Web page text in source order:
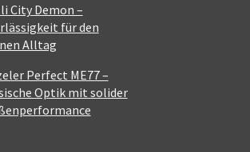
City Demon –
für den
Alltag
Perfect ME77 –
Optik mit solider